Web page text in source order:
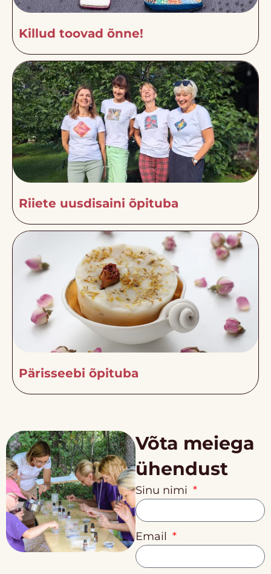
Killud toovad õnne!
Riiete uusdisaini õpituba
Pärisseebi õpituba
Võta meiega
ühendust
Sinu nimi
Email